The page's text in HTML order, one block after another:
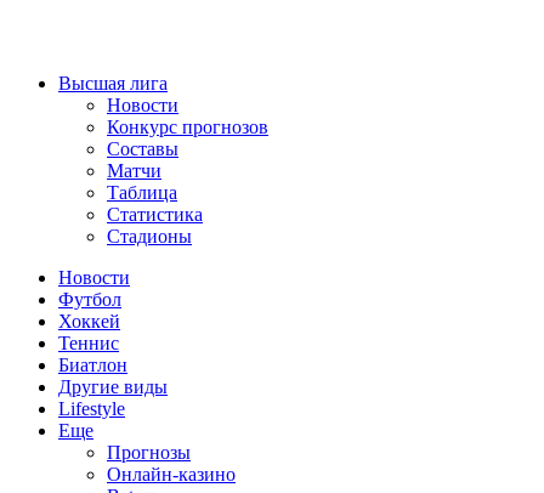
Высшая лига
Новости
Конкурс прогнозов
Составы
Матчи
Таблица
Статистика
Стадионы
Новости
Футбол
Хоккей
Теннис
Биатлон
Другие виды
Lifestyle
Еще
Прогнозы
Онлайн-казино